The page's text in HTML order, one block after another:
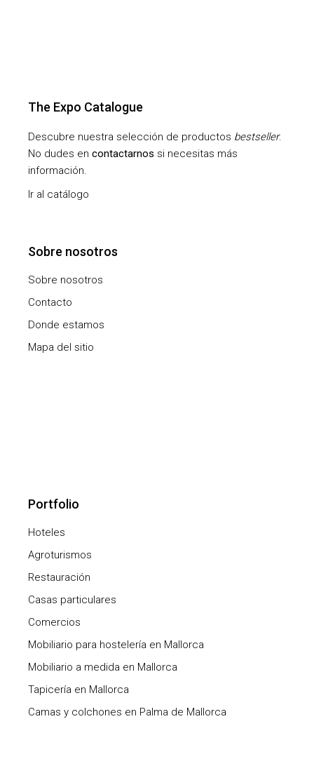
The Expo Catalogue
Descubre nuestra selección de productos bestseller.
No dudes encontactarnos si necesitas más
información.
Ir al catálogo
Sobre nosotros
Sobre nosotros
Contacto
Donde estamos
Mapa del sitio
Portfolio
Hoteles
Agroturismos
Restauración
Casas particulares
Comercios
Mobiliario para hostelería en Mallorca
Mobiliario a medida en Mallorca
Tapicería en Mallorca
Camas y colchones en Palma de Mallorca